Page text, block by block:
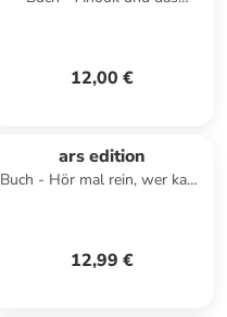
12,00 €
ars edition
Buch - Hör mal rein, wer kann
12,99 €